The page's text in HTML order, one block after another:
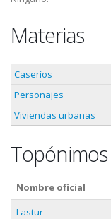
Materias
Caseríos
Personajes
Viviendas urbanas
Topónimos
Nombre oficial
Lastur